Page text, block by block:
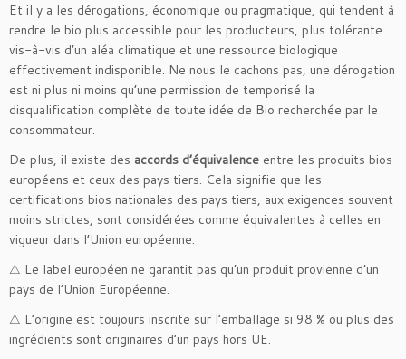
Et il y a les dérogations, économique ou pragmatique, qui tendent à
rendre le bio plus accessible pour les producteurs, plus tolérante
vis-à-vis d’un aléa climatique et une ressource biologique
effectivement indisponible. Ne nous le cachons pas, une dérogation
est ni plus ni moins qu’une permission de temporisé la
disqualification complète de toute idée de Bio recherchée par le
consommateur.
De plus, il existe des accords d’équivalence entre les produits bios
européens et ceux des pays tiers. Cela signifie que les
certifications bios nationales des pays tiers, aux exigences souvent
moins strictes, sont considérées comme équivalentes à celles en
vigueur dans l’Union européenne.
⚠ Le label européen ne garantit pas qu’un produit provienne d’un
pays de l’Union Européenne.
⚠ L’origine est toujours inscrite sur l’emballage si 98 % ou plus des
ingrédients sont originaires d’un pays hors UE.